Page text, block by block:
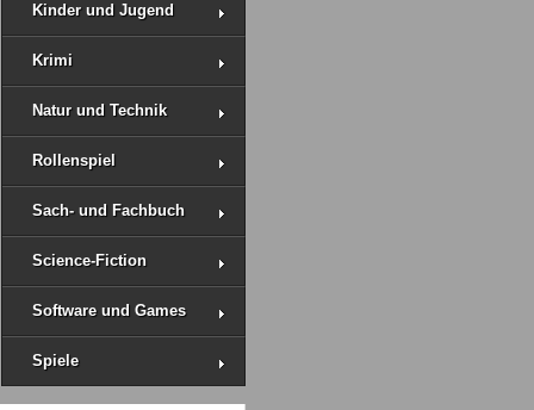
Kinder und Jugend
Krimi
Natur und Technik
Rollenspiel
Sach- und Fachbuch
Science-Fiction
Software und Games
Spiele